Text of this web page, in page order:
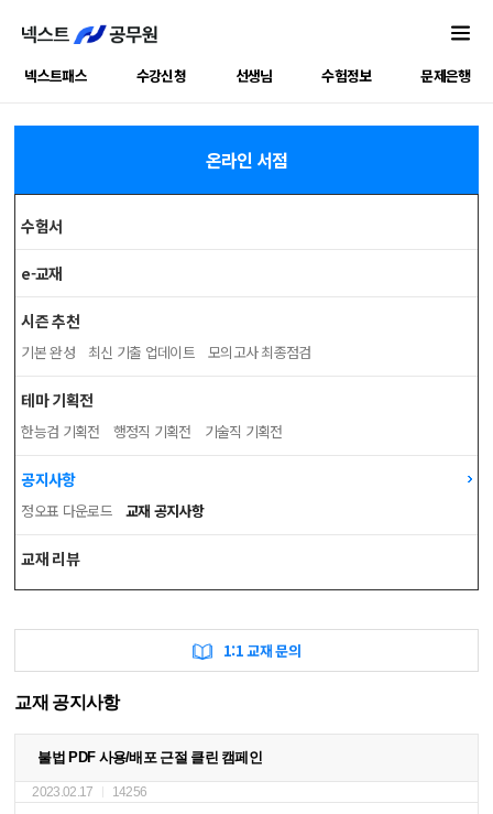
넥스트패스 수강신청 선생님 수험정보 문제은행
온라인 서점
수험서
e-교재
시즌 추천
기본 완성 최신 기출 업데이트 모의고사 최종점검
테마 기획전
한능검 기획전 행정직 기획전 기술직 기획전
공지사항
정오표 다운로드 교재 공지사항
교재 리뷰
1:1 교재 문의
교재 공지사항
불법 PDF 사용/배포 근절 클린 캠페인
2023.02.17 14256